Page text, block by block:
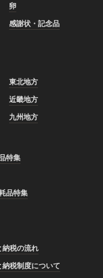
卵
感謝状・記念品
東北地方
近畿地方
九州地方
特集
品特集
納税の流れ
納税制度について